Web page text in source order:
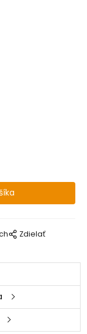
Zdielať